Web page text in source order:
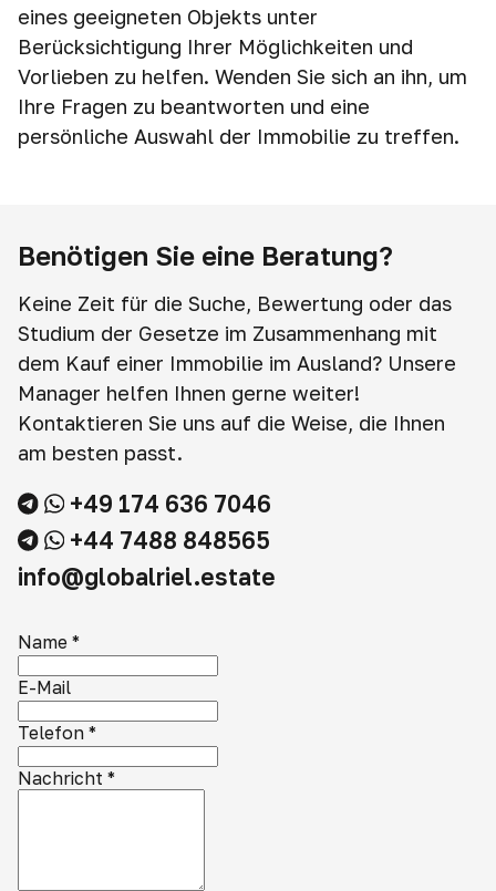
eines geeigneten Objekts unter
Berücksichtigung Ihrer Möglichkeiten und
Vorlieben zu helfen. Wenden Sie sich an ihn, um
Ihre Fragen zu beantworten und eine
persönliche Auswahl der Immobilie zu treffen.
Benötigen Sie eine Beratung?
Keine Zeit für die Suche, Bewertung oder das
Studium der Gesetze im Zusammenhang mit
dem Kauf einer Immobilie im Ausland? Unsere
Manager helfen Ihnen gerne weiter!
Kontaktieren Sie uns auf die Weise, die Ihnen
am besten passt.
+49 174 636 7046
+44 7488 848565
info@globalriel.estate
Name *
E-Mail
Telefon *
Nachricht *